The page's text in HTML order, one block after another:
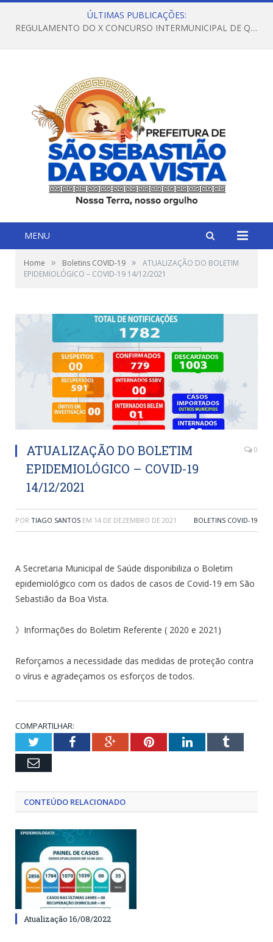
ÚLTIMAS PUBLICAÇÕES:
REGULAMENTO DO X CONCURSO INTERMUNICIPAL DE QUADRILHAS JUNINAS – 2026 – ARRAIÁ DA VENEZA
MENU
Home » Boletins COVID-19 »
ATUALIZAÇÃO DO BOLETIM
EPIDEMIOLÓGICO – COVID-19 14/12/2021
ATUALIZAÇÃO DO BOLETIM
EPIDEMIOLÓGICO – COVID-19
14/12/2021
0
POR TIAGO SANTOS EM 14 DE DEZEMBRO DE 2021 BOLETINS COVID-19
A Secretaria Municipal de Saúde disponibiliza o Boletim
epidemiológico com os dados de casos de Covid-19 em São
Sebastião da Boa Vista.
》Informações do Boletim Referente ( 2020 e 2021)
Reforçamos a necessidade das medidas de proteção contra
o vírus e agradeçamos os esforços de todos.
COMPARTILHAR:
TwitterFacebookGoogle+PinterestLinkedInTumblr
Email
CONTEÚDO RELACIONADO
Atualização 16/08/2022